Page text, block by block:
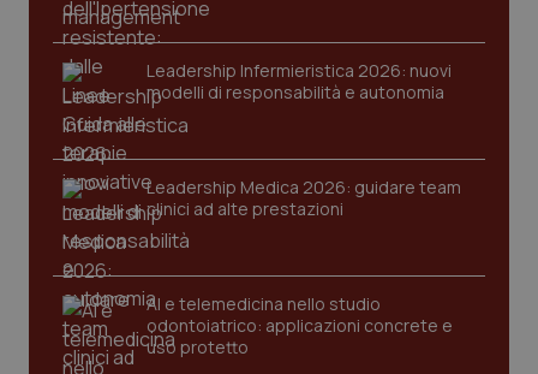
Leadership Infermieristica 2026: nuovi
modelli di responsabilità e autonomia
Leadership Medica 2026: guidare team
clinici ad alte prestazioni
AI e telemedicina nello studio
odontoiatrico: applicazioni concrete e
uso protetto
CookieScriptConsent